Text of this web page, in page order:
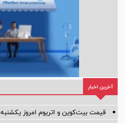
آخرین اخبار
قیمت بیت‌کوین و اتریوم امروز یکشنبه ۱۸ مرداد ۱۴۰۵